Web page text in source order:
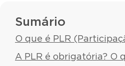
Sumário
O que é PLR
A PLR é obrigatória? O